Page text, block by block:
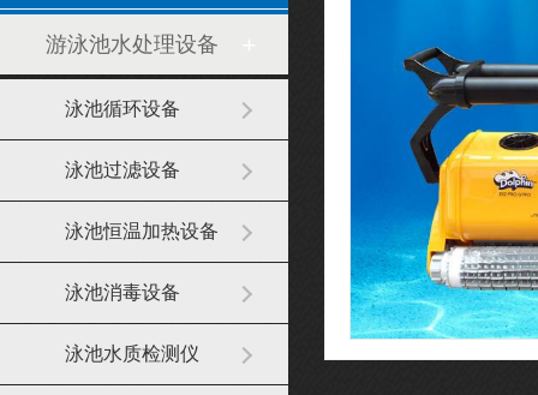
游泳池水处理设备
泳池循环设备
泳池过滤设备
泳池恒温加热设备
泳池消毒设备
泳池水质检测仪